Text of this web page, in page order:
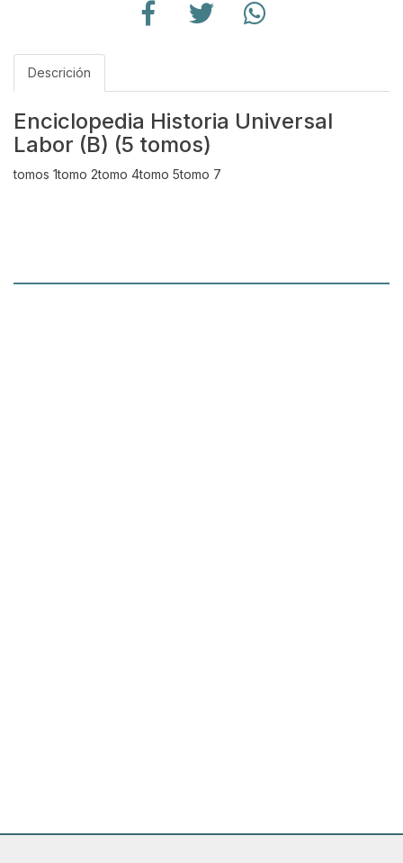
Descrición
Enciclopedia Historia Universal
Labor (B) (5 tomos)
tomos 1tomo 2tomo 4tomo 5tomo 7